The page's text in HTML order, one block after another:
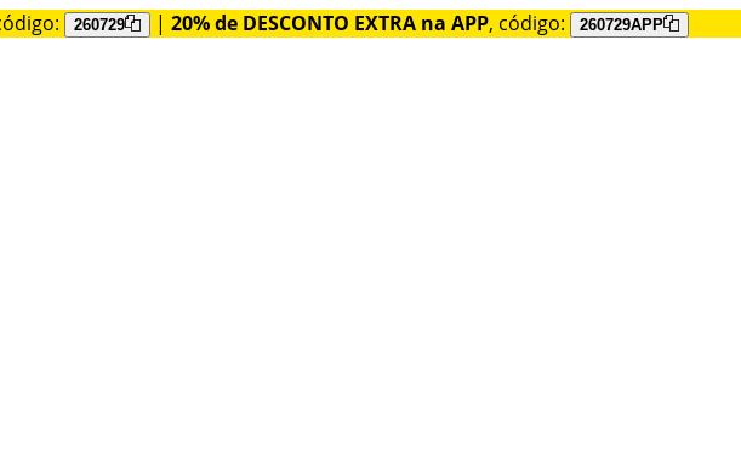
260729 | 20% de DESCONTO EXTRA na APP, código: 260729APP